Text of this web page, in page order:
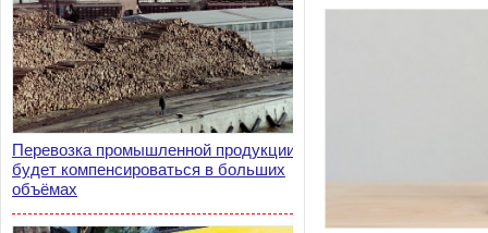
Перевозка промышленной продукции
будет компенсироваться в больших
объёмах